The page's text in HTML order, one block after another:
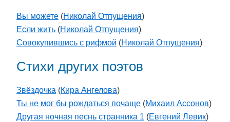
Вы можете (Николай Отпущения)
Если жить (Николай Отпущения)
Совокупившись с рифмой (Николай Отпущения)
Стихи других поэтов
Звёздочка (Кира Ангелова)
Ты не мог бы рождаться почаще (Михаил Ассонов)
Другая ночная песнь странника 1 (Евгений Левик)